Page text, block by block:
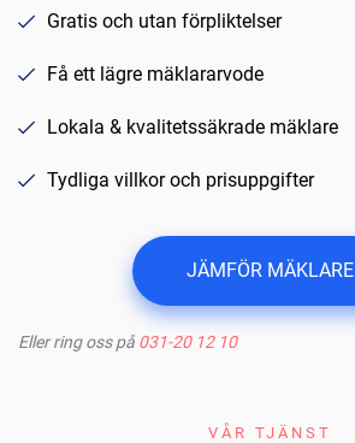
Gratis och utan förpliktelser
Få ett lägre mäklararvode
Lokala & kvalitetssäkrade mäklare
Tydliga villkor och prisuppgifter
JÄMFÖR MÄKLARE
Eller ring oss på 031-20 12 10
VÅR TJÄNST